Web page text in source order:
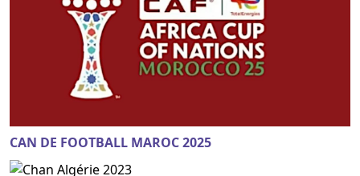
CAN DE FOOTBALL MAROC 2025